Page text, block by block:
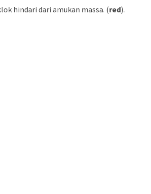
hindari dari amukan massa. (red).